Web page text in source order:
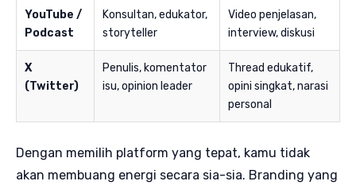
YouTube /
Podcast
Konsultan, edukator,
storyteller
Video penjelasan,
interview, diskusi
X
(Twitter)
Penulis, komentator
isu, opinion leader
Thread edukatif,
opini singkat, narasi
personal
Dengan memilih platform yang tepat, kamu tidak
akan membuang energi secara sia-sia. Branding yang